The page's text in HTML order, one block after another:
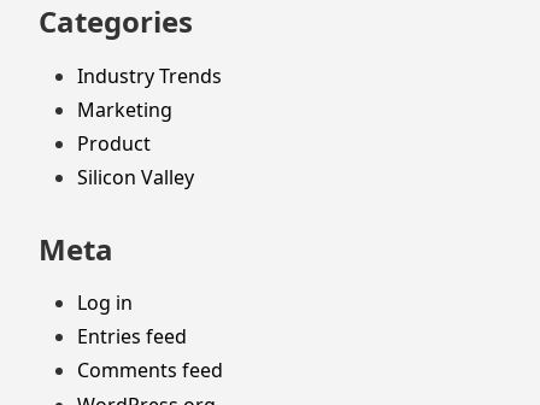
Categories
Industry Trends
Marketing
Product
Silicon Valley
Meta
Log in
Entries feed
Comments feed